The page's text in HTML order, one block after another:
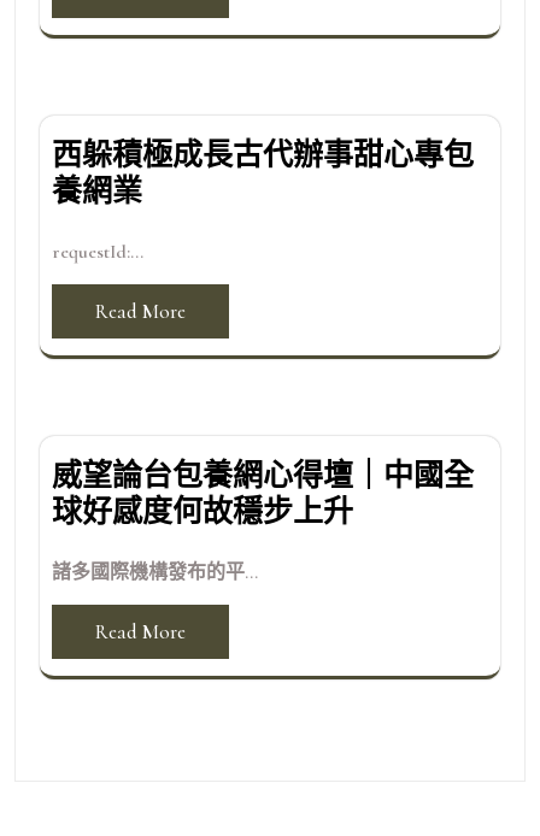
西躲積極成長古代辦事甜心專包
養網業
requestId:...
Read More
威望論台包養網心得壇｜中國全
球好感度何故穩步上升
諸多國際機構發布的平...
Read More